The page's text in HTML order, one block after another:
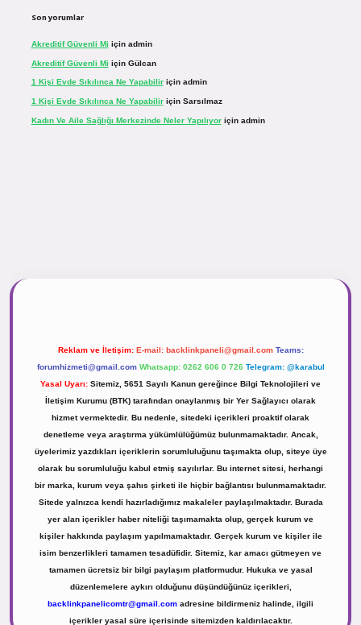
Son yorumlar
Akreditif Güvenli Mi için admin
Akreditif Güvenli Mi için Gülcan
1 Kişi Evde Sıkılınca Ne Yapabiliriçin admin
1 Kişi Evde Sıkılınca Ne Yapabiliriçin Sarsılmaz
Kadın Ve Aile Sağlığı Merkezinde Neler Yapılıyoriçin admin
Reklam ve İletişim: E-mail: backlinkpaneli@gmail.com Teams:
forumhizmeti@gmail.com Whatsapp: 0262 606 0 726 Telegram: @karabul
Yasal Uyarı: Sitemiz, 5651 Sayılı Kanun gereğince Bilgi Teknolojileri ve
İletişim Kurumu (BTK) tarafından onaylanmış bir Yer Sağlayıcı olarak
hizmet vermektedir. Bu nedenle, sitedeki içerikleri proaktif olarak
denetleme veya araştırma yükümlülüğümüz bulunmamaktadır. Ancak,
üyelerimiz yazdıkları içeriklerin sorumluluğunu taşımakta olup, siteye üye
olarak bu sorumluluğu kabul etmiş sayılırlar. Bu internet sitesi, herhangi
bir marka, kurum veya şahıs şirketi ile hiçbir bağlantısı bulunmamaktadır.
Sitede yalnızca kendi hazırladığımız makaleler paylaşılmaktadır. Burada
yer alan içerikler haber niteliği taşımamakta olup, gerçek kurum ve
kişiler hakkında paylaşım yapılmamaktadır. Gerçek kurum ve kişiler ile
isim benzerlikleri tamamen tesadüfidir. Sitemiz, kar amacı gütmeyen ve
tamamen ücretsiz bir bilgi paylaşım platformudur. Hukuka ve yasal
düzenlemelere aykırı olduğunu düşündüğünüz içerikleri,
backlinkpanelicomtr@gmail.com adresine bildirmeniz halinde, ilgili
içerikler yasal süre içerisinde sitemizden kaldırılacaktır.